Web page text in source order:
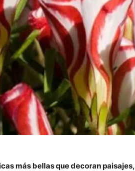
más bellas que decoran paisajes,